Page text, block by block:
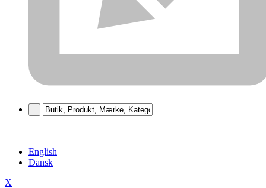
English
Dansk
X